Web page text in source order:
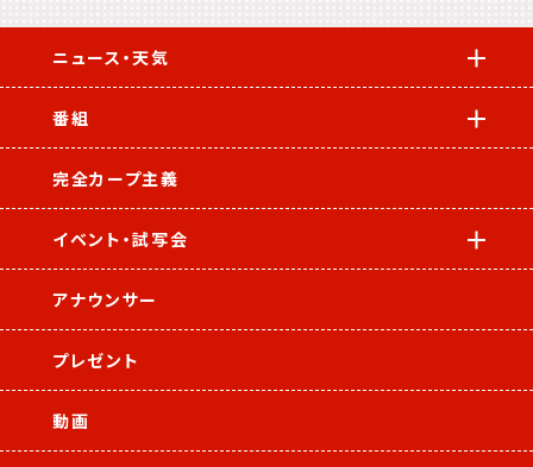
ニュース・天気
番組
完全カープ主義
イベント・試写会
アナウンサー
プレゼント
動画